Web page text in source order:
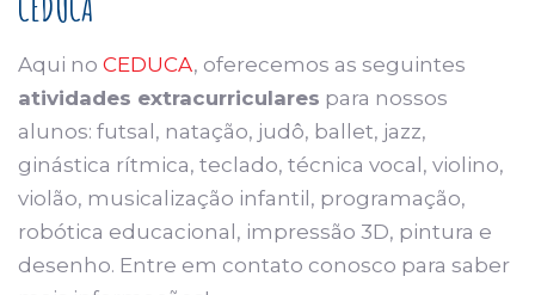
Aqui no CEDUCA, oferecemos as seguintes
atividades extracurriculares para nossos
alunos: futsal, natação, judô, ballet, jazz,
ginástica rítmica, teclado, técnica vocal, violino,
violão, musicalização infantil, programação,
robótica educacional, impressão 3D, pintura e
desenho. Entre em contato conosco para saber